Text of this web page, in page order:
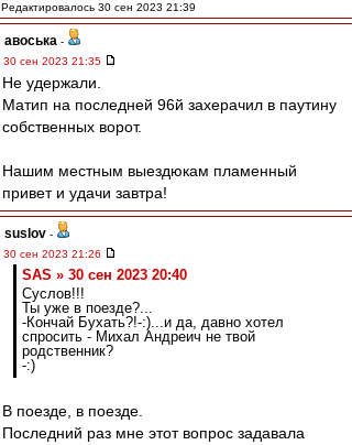
Редактировалось 30 сен 2023 21:39
авоська -
30 сен 2023 21:35
Не удержали.
Матип на последней 96й захерачил в паутину
собственных ворот.
Нашим местным выездюкам пламенный
привет и удачи завтра!
suslov -
30 сен 2023 21:26
SAS » 30 сен 2023 20:40
Суслов!!!
Ты уже в поезде?...
-Кончай Бухать?!-:)...и да, давно хотел
спросить - Михал Андреич не твой
родственник?
-:)
В поезде, в поезде.
Последний раз мне этот вопрос задавала